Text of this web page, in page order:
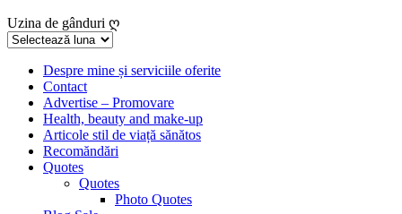
Uzina de gânduri ღ
Uzina
gânduriDespre mine și serviciile oferite
Contact
Advertise – Promovare
Health, beauty and make-up
Articole stil de viață sănătos
Recomăndări
Quotes
Quotes
Photo Quotes